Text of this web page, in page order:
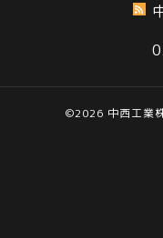
©2026 中西工業